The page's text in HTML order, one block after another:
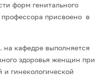
форм генитального
присвоено в
кафедре выполняется
здоровья женщин при
гинекологической